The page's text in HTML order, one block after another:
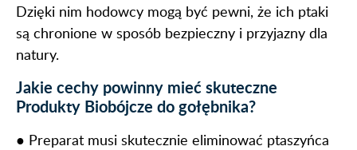
Dzięki nim hodowcy mogą być pewni, że ich ptaki
są chronione w sposób bezpieczny i przyjazny dla
natury.
Jakie cechy powinny mieć skuteczne
Produkty Biobójcze do gołębnika?
● Preparat musi skutecznie eliminować ptaszyńca